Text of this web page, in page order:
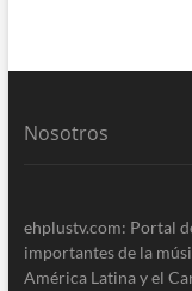
Nosotros
ehplustv.com: Portal
importantes de la
América Latina y el